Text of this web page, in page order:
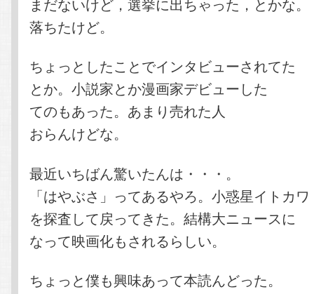
落ちたけど。
ちょっとしたことでインタビューされてた
とか。小説家とか漫画家デビューした
てのもあった。あまり売れた人
おらんけどな。
最近いちばん驚いたんは・・・。
「はやぶさ」ってあるやろ。小惑星イトカワ
を探査して戻ってきた。結構大ニュースに
なって映画化もされるらしい。
ちょっと僕も興味あって本読んどった。